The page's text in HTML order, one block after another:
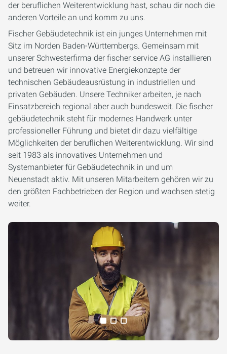
der beruflichen Weiterentwicklung hast, schau dir noch die
anderen Vorteile an und komm zu uns.
Fischer Gebäudetechnik ist ein junges Unternehmen mit
Sitz im Norden Baden-Württembergs. Gemeinsam mit
unserer Schwesterfirma der fischer service AG installieren
und betreuen wir innovative Energiekonzepte der
technischen Gebäudeausrüstung in industriellen und
privaten Gebäuden. Unsere Techniker arbeiten, je nach
Einsatzbereich regional aber auch bundesweit. Die fischer
gebäudetechnik steht für modernes Handwerk unter
professioneller Führung und bietet dir dazu vielfältige
Möglichkeiten der beruflichen Weiterentwicklung. Wir sind
seit 1983 als innovatives Unternehmen und
Systemanbieter für Gebäudetechnik in und um
Neuenstadt aktiv. Mit unseren Mitarbeitern gehören wir zu
den größten Fachbetrieben der Region und wachsen stetig
weiter.
Alle Medien anzeigen